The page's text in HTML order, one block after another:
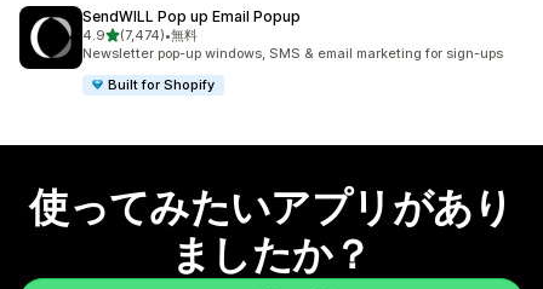
SendWILL Pop up Email Popup
4.95つ星中
(7,474)
合計レビュー数：7474件
•無料
Newsletter pop-up windows, SMS & email marketing for sign-ups
Built for Shopify
使ってみたいアプリがあり
ましたか？